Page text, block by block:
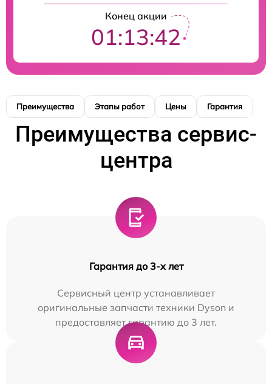
Конец акции
01:13:41
Преимущества Этапы работ Цены Гарантия
Преимущества сервис-
центра
Гарантия до 3-х лет
Сервисный центр устанавливает
оригинальные запчасти техники Dyson и
предоставляет гарантию до 3 лет.